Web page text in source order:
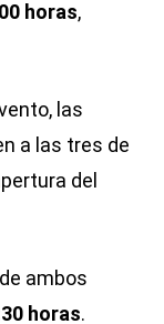
horas,
las
a las tres de
del
ambos
horas.